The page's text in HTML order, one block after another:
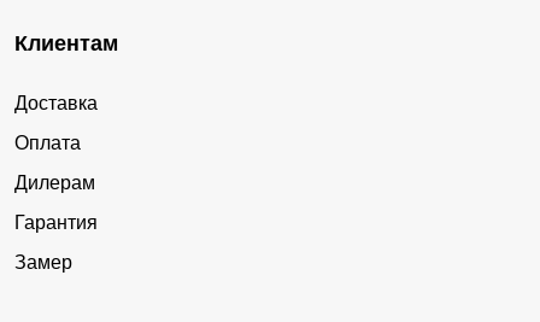
Клиентам
Доставка
Оплата
Дилерам
Гарантия
Замер